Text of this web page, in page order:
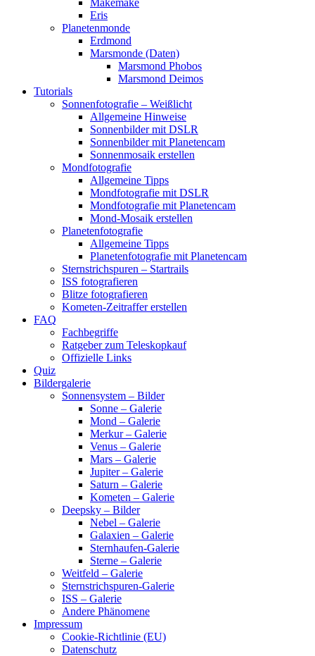
Eris
Planetenmonde
Erdmond
Marsmonde (Daten)
Marsmond Phobos
Marsmond Deimos
Tutorials
Sonnenfotografie – Weißlicht
Allgemeine Hinweise
Sonnenbilder mit DSLR
Sonnenbilder mit Planetencam
Sonnenmosaik erstellen
Mondfotografie
Allgemeine Tipps
Mondfotografie mit DSLR
Mondfotografie mit Planetencam
Mond-Mosaik erstellen
Planetenfotografie
Allgemeine Tipps
Planetenfotografie mit Planetencam
Sternstrichspuren – Startrails
ISS fotografieren
Blitze fotografieren
Kometen-Zeitraffer erstellen
FAQ
Fachbegriffe
Ratgeber zum Teleskopkauf
Offizielle Links
Quiz
Bildergalerie
Sonnensystem – Bilder
Sonne – Galerie
Mond – Galerie
Merkur – Galerie
Venus – Galerie
Mars – Galerie
Jupiter – Galerie
Saturn – Galerie
Kometen – Galerie
Deepsky – Bilder
Nebel – Galerie
Galaxien – Galerie
Sternhaufen-Galerie
Sterne – Galerie
Weitfeld – Galerie
Sternstrichspuren-Galerie
ISS – Galerie
Andere Phänomene
Impressum
Cookie-Richtlinie (EU)
Datenschutz